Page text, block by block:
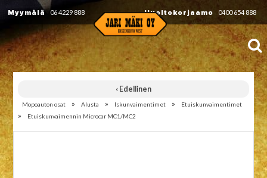
Myymälä 06 4229 888 Huoltokorjaamo 0400 654 888
‹ Edellinen
Mopoauton osat » Alusta » Iskunvaimentimet » Etuiskunvaimentimet
» Etuiskunvaimennin Microcar MC1/MC2